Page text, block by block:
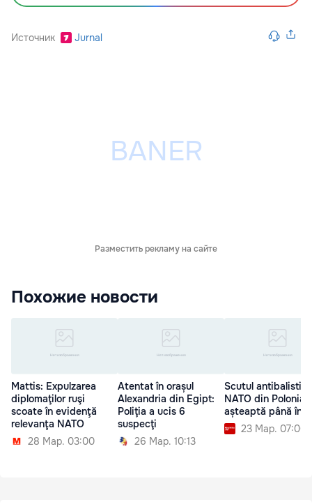
Источник Jurnal
Разместить рекламу на сайте
Похожие новости
Mattis: Expulzarea
diplomaţilor ruşi
scoate în evidenţă
relevanţa NATO
28 Мар. 03:00
Atentat în orașul
Alexandria din Egipt:
Poliţia a ucis 6
suspecţi
26 Мар. 10:13
Scutul antibalistic
NATO din Polonia
așteaptă până în
23 Мар. 07:00